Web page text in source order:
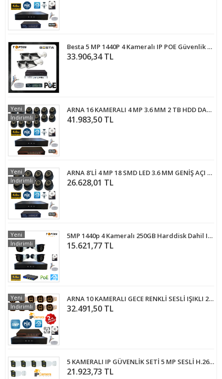
Besta 5 MP 1440P 4 Kameralı IP POE Güvenlik Seti KD-2544
33.906,34 TL
ARNA 16 KAMERALI 4 MP 3.6 MM 2 TB HDD DAHİL İÇ MEKAN IP GÜVENLİK SETİ - 41621914
41.983,50 TL
Yeni
İndirimli
ARNA 8'Lİ 4 MP 18 SMD LED 3.6 MM GENİŞ AÇI 500 GB HDD DAHİL İÇ MEKAN GÜVENLİK KAMERA SETİ - ST485001914
26.628,01 TL
Yeni
İndirimli
5MP 1440p 4 Kameralı 250GB Harddisk Dahil IP Poe Güvenlik Kamerası Seti - ST-54250
15.621,77 TL
Yeni
İndirimli
ARNA 10 KAMERALI GECE RENKLİ SESLİ IŞIKLI 250 GB HDD DAHİL IP KAMERA SİSTEMİ - ST510250W
32.491,50 TL
Yeni
İndirimli
5 KAMERALI IP GÜVENLİK SETİ 5 MP SESLİ H.265+ FULL COLOR 2 TB HDD DAHİL
21.923,73 TL